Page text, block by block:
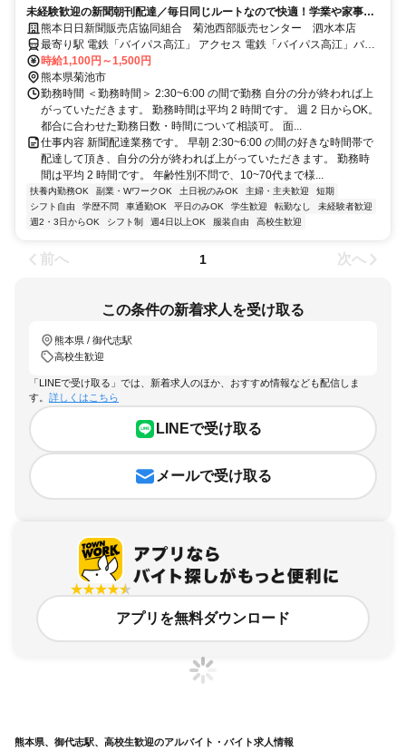
未経験歓迎の新聞朝刊配達／毎日同じルートなので快適！学業や家事と
の両立やWワークにもぴったりなお仕事！
熊本日日新聞販売店協同組合 菊池西部販売センター 泗水本店
最寄り駅 電鉄「バイパス高江」 アクセス 電鉄「バイパス高江」バス
停 徒歩9分
時給1,100円～1,500円
熊本県菊池市
勤務時間 ＜勤務時間＞ 2:30~6:00 の間で勤務 自分の分が終われば上
がっていただきます。 勤務時間は平均 2 時間です。 週 2 日からOK。
都合に合わせた勤務日数・時間について相談可。 面...
仕事内容 新聞配達業務です。 早朝 2:30~6:00 の間の好きな時間帯で
配達して頂き、自分の分が終われば上がっていただきます。 勤務時
間は平均 2 時間です。 年齢性別不問で、10~70代まで様...
扶養内勤務OK 副業・WワークOK 土日祝のみOK 主婦・主夫歓迎
短期
シフト自由
学歴不問 車通勤OK 平日のみOK 学生歓迎 転勤なし
未経験者歓迎
週2・3日からOK
シフト制 週4日以上OK 服装自由 高校生歓迎
前へ 1 次へ
この条件の新着求人を受け取る
熊本県 / 御代志駅
高校生歓迎
「LINEで受け取る」では、新着求人のほか、おすすめ情報なども配信しま
す。 詳しくはこちら
LINEで受け取る
メールで受け取る
アプリを無料ダウンロード
熊本県、御代志駅、高校生歓迎のアルバイト・バイト求人情報